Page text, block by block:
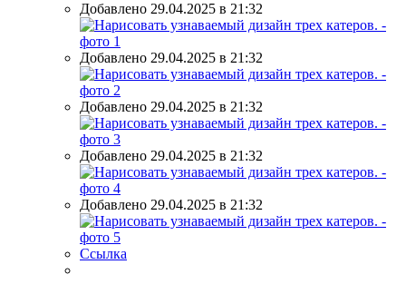
Добавлено 29.04.2025 в 21:32
Добавлено 29.04.2025 в 21:32
Добавлено 29.04.2025 в 21:32
Добавлено 29.04.2025 в 21:32
Добавлено 29.04.2025 в 21:32
Ссылка